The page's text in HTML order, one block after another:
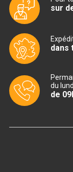
TABLE
TABLE
sur
dans
du
de